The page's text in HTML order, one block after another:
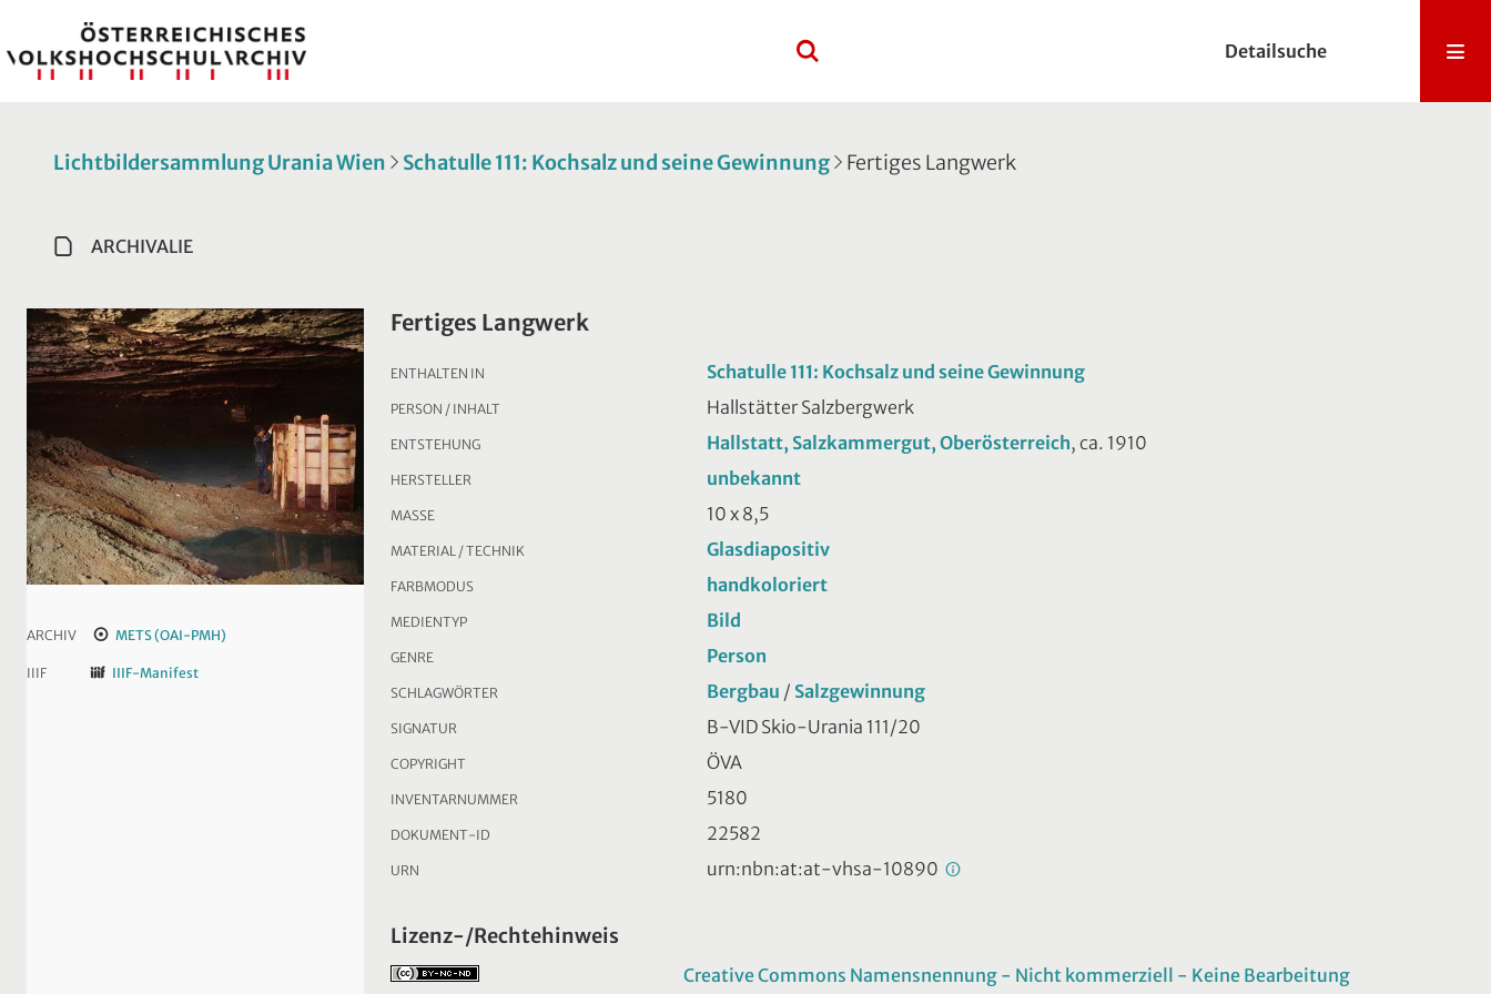
Detailsuche
Lichtbildersammlung Urania Wien Schatulle 111: Kochsalz und seine Gewinnung Fertiges Langwerk
ARCHIVALIE
ARCHIV METS (OAI-PMH)
IIIF IIIF-Manifest
Fertiges Langwerk
ENTHALTEN IN Schatulle 111: Kochsalz und seine Gewinnung
PERSON / INHALT Hallstätter Salzbergwerk
ENTSTEHUNG Hallstatt, Salzkammergut, Oberösterreich, ca. 1910
HERSTELLER unbekannt
MASSE 10 x 8,5
MATERIAL / TECHNIK Glasdiapositiv
FARBMODUS handkoloriert
MEDIENTYP Bild
GENRE Person
SCHLAGWÖRTER Bergbau / Salzgewinnung
SIGNATUR B-VID Skio-Urania 111/20
COPYRIGHT ÖVA
INVENTARNUMMER 5180
DOKUMENT-ID 22582
URN urn:nbn:at:at-vhsa-10890
Lizenz-/Rechtehinweis
Creative Commons Namensnennung - Nicht kommerziell - Keine Bearbeitung